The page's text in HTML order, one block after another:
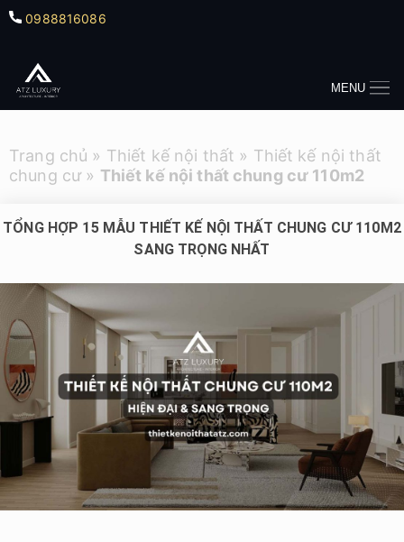
0988816086
MENU
Trang chủ » Thiết kế nội thất » Thiết kế nội thất
chung cư» Thiết kế nội thất chung cư 110m2
TỔNG HỢP 15 MẪU THIẾT KẾ NỘI THẤT CHUNG CƯ 110M2
SANG TRỌNG NHẤT